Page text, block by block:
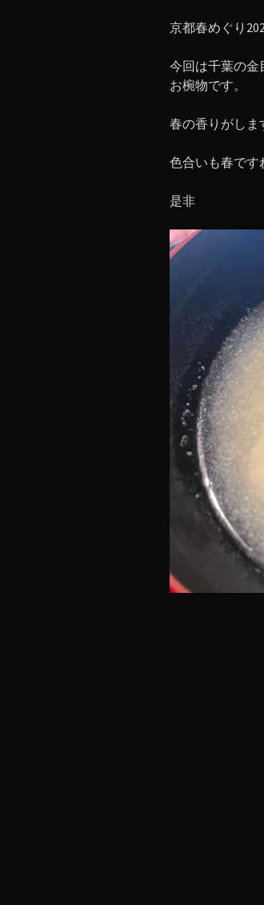
京都春めぐり
今回は千葉の
お椀物です。
春の香りがしま
色合いも春です
是非